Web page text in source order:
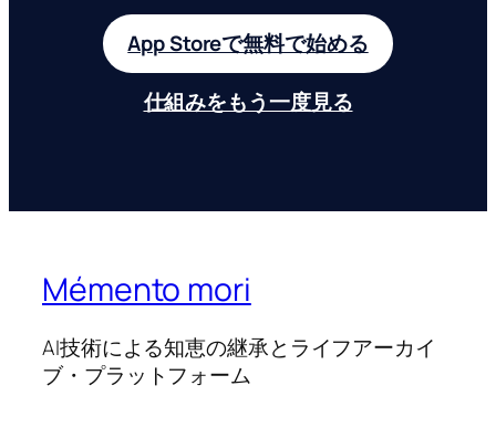
App Storeで無料で始める
仕組みをもう一度見る
Mémento mori
AI技術による知恵の継承とライフアーカイ
ブ・プラットフォーム